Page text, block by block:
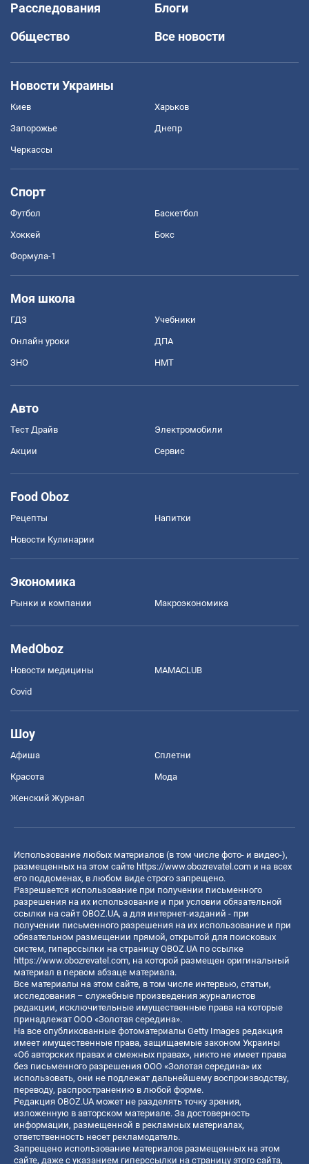
Расследования
Блоги
Общество
Все новости
Новости Украины
Киев Харьков
Запорожье Днепр
Черкассы
Спорт
Футбол Баскетбол
Хоккей Бокс
Формула-1
Моя школа
ГДЗ Учебники
Онлайн уроки ДПА
ЗНО НМТ
Авто
Тест Драйв Электромобили
Акции Сервис
Food Oboz
Рецепты Напитки
Новости Кулинарии
Экономика
Рынки и компании Mакроэкономика
MedOboz
Новости медицины MAMACLUB
Covid
Шоу
Афиша Сплетни
Красота Мода
Женский Журнал
Использование любых материалов (в том числе фото- и видео-),
размещенных на этом сайте https://www.obozrevatel.com и на всех
его поддоменах, в любом виде строго запрещено.
Разрешается использование при получении письменного
разрешения на их использование и при условии обязательной
ссылки на сайт OBOZ.UA, а для интернет-изданий - при
получении письменного разрешения на их использование и при
обязательном размещении прямой, открытой для поисковых
систем, гиперссылки на страницу OBOZ.UA по ссылке
https://www.obozrevatel.com, на которой размещен оригинальный
материал в первом абзаце материала.
Все материалы на этом сайте, в том числе интервью, статьи,
исследования – служебные произведения журналистов
редакции, исключительные имущественные права на которые
принадлежат ООО «Золотая середина».
На все опубликованные фотоматериалы Getty Images редакция
имеет имущественные права, защищаемые законом Украины
«Об авторских правах и смежных правах», никто не имеет права
без письменного разрешения ООО «Золотая середина» их
использовать, они не подлежат дальнейшему воспроизводству,
переводу, распространению в любой форме.
Редакция OBOZ.UA может не разделять точку зрения,
изложенную в авторском материале. За достоверность
информации, размещенной в рекламных материалах,
ответственность несет рекламодатель.
Запрещено использование материалов размещенных на этом
сайте, даже с указанием гиперссылки на страницу этого сайта,